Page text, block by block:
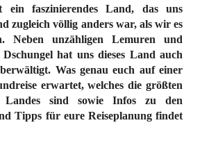
ein faszinierendes Land, das uns
zugleich völlig anders war, als wir es
Neben unzähligen Lemuren und
hat uns dieses Land auch
Was genau euch auf einer
erwartet, welches die größten
Landes sind sowie Infos zu den
Tipps für eure Reiseplanung findet